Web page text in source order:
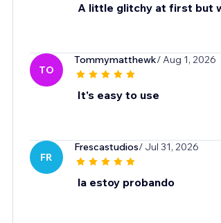
A little glitchy at first but
TO
Tommymatthewk/ Aug 1, 2026
It's easy to use
FR
Frescastudios/ Jul 31, 2026
la estoy probando